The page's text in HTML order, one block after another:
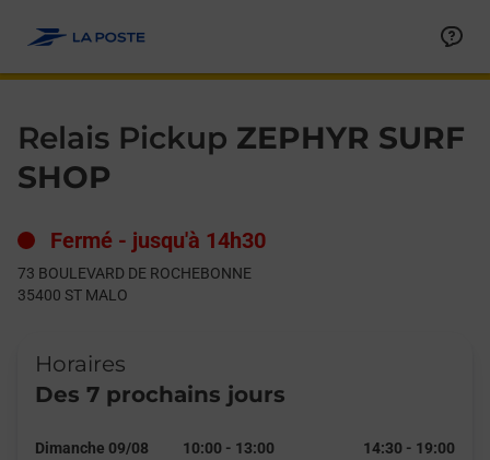
Relais Pickup ZEPHYR SURF
SHOP
Fermé - jusqu'à 14h30
73 BOULEVARD DE ROCHEBONNE
35400 ST MALO
Horaires
Des 7 prochains jours
Dimanche 09/08 10:00 - 13:00 14:30 - 19:00